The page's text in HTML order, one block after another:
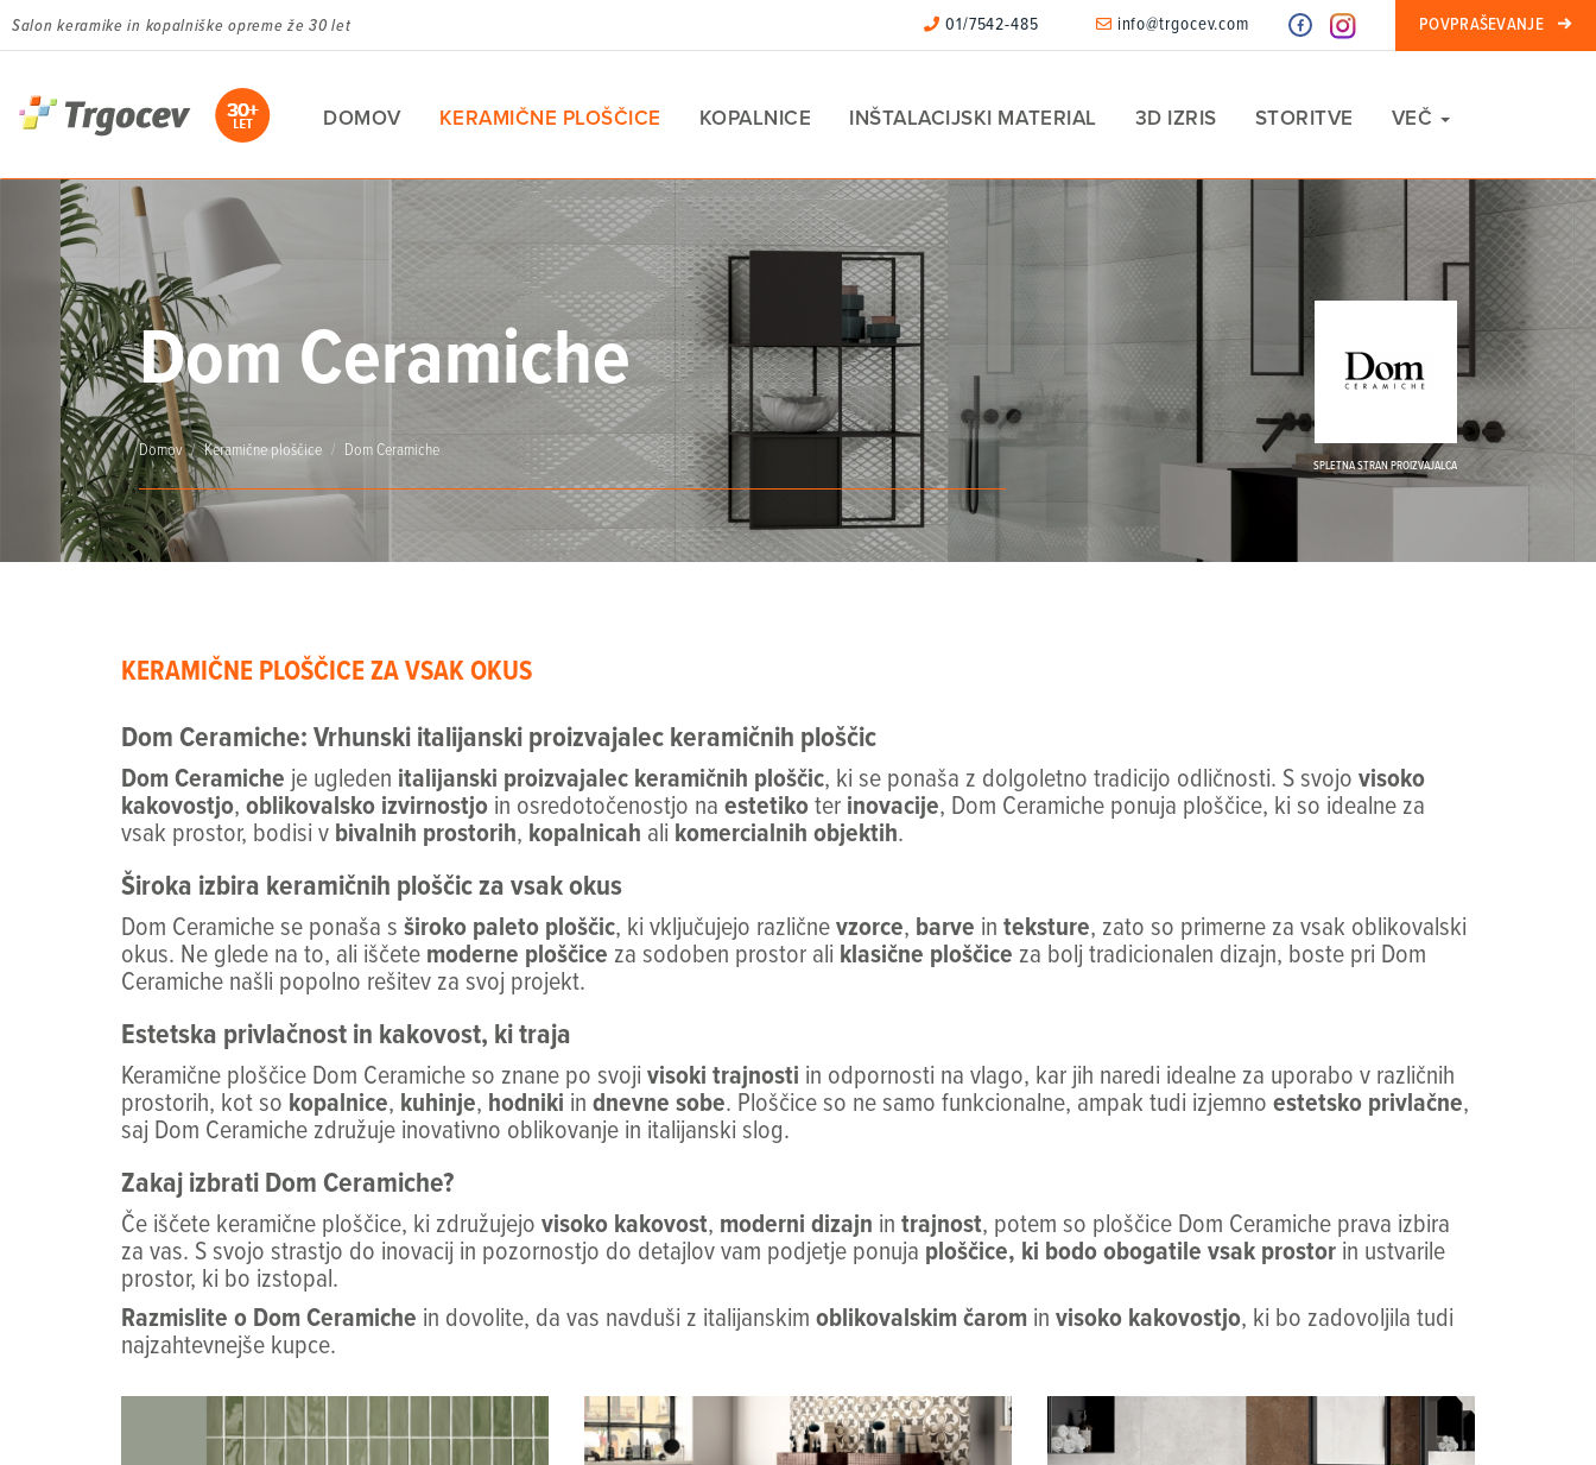
toSalon keramike in kopalniške opreme že 30 let 01/7542-485 info@trgocev.com POVPRAŠEVANJE
DOMOV KERAMIČNE PLOŠČICE KOPALNICE INŠTALACIJSKI MATERIAL 3D IZRIS STORITVE VEČ
Dom Ceramiche
Domov Keramične ploščice Dom Ceramiche
SPLETNA STRAN PROIZVAJALCA
KERAMIČNE PLOŠČICE ZA VSAK OKUS
Dom Ceramiche: Vrhunski italijanski proizvajalec keramičnih ploščic
Dom Ceramicheje ugleden italijanski proizvajalec keramičnih ploščic, ki se ponaša z dolgoletno tradicijo odličnosti. S svojo visoko
kakovostjo, oblikovalsko izvirnostjo in osredotočenostjo na estetikoter inovacije, Dom Ceramiche ponuja ploščice, ki so idealne za
vsak prostor, bodisi v bivalnih prostorih, kopalnicah ali komercialnih objektih.
Široka izbira keramičnih ploščic za vsak okus
Dom Ceramiche se ponaša s široko paleto ploščic, ki vključujejo različnevzorce, barve in teksture, zato so primerne za vsak oblikovalski
okus. Ne glede na to, ali iščete moderne ploščice za sodoben prostor ali klasične ploščice za bolj tradicionalen dizajn, boste pri Dom
Ceramiche našli popolno rešitev za svoj projekt.
Estetska privlačnost in kakovost, ki traja
Keramične ploščice Dom Ceramiche so znane po svoji visoki trajnosti in odpornosti na vlago, kar jih naredi idealne za uporabo v različnih
prostorih, kot so kopalnice, kuhinje, hodniki in dnevne sobe. Ploščice so ne samo funkcionalne, ampak tudi izjemno estetsko privlačne,
saj Dom Ceramiche združuje inovativno oblikovanje in italijanski slog.
Zakaj izbrati Dom Ceramiche?
Če iščete keramične ploščice, ki združujejo visoko kakovost, moderni dizajn in trajnost, potem so ploščice Dom Ceramiche prava izbira
za vas. S svojo strastjo do inovacij in pozornostjo do detajlov vam podjetje ponuja ploščice, ki bodo obogatile vsak prostor in ustvarile
prostor, ki bo izstopal.
Razmislite o Dom Ceramiche in dovolite, da vas navduši z italijanskim oblikovalskim čarom in visoko kakovostjo, ki bo zadovoljila tudi
najzahtevnejše kupce.